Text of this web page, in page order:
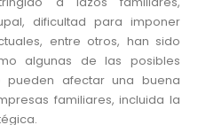
dificultad para imponer
entre otros, han sido
algunas de las posibles
pueden afectar una buena
familiares, incluida la